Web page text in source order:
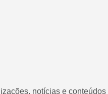
notícias e conteúdos